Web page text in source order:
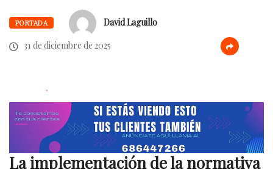
PORTADA
David Laguillo
31 de diciembre de 2025
.
La implementación de la normativa